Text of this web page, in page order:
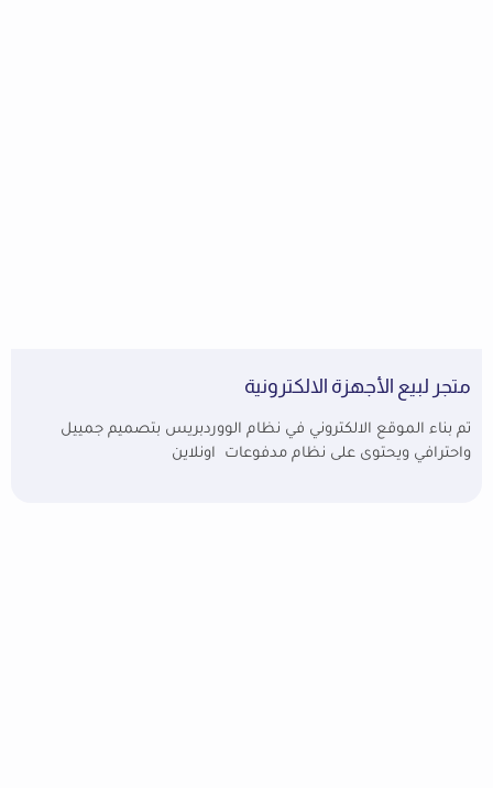
متجر لبيع الأجهزة الالكترونية
تم بناء الموقع الالكتروني في نظام الووردبريس بتصميم جمييل
واحترافي ويحتوى على نظام مدفوعات اونلاين